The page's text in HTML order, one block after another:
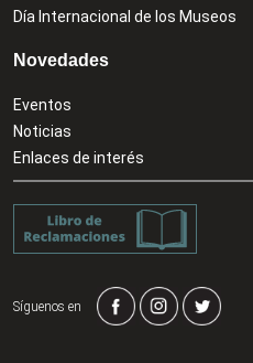
Día Internacional de los Museos
Novedades
Eventos
Noticias
Enlaces de interés
Síguenos en